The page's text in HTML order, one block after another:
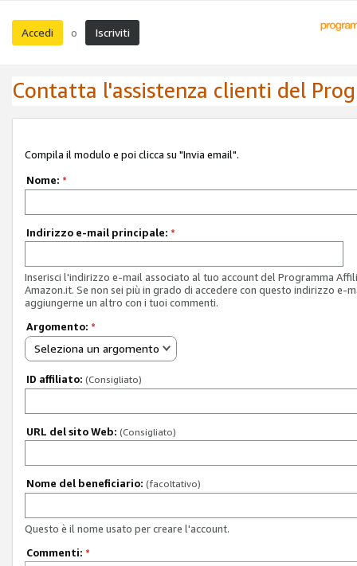
Accedi o Iscriviti
Contatta l'assistenza clienti del
Compila il modulo e poi clicca su "Invia email".
Nome: *
Indirizzo e-mail principale: *
Inserisci l'indirizzo e-mail associato al tuo account del Programma
Amazon.it. Se non sei più in grado di accedere con questo indirizzo e-
aggiungerne un altro con i tuoi commenti.
Argomento: *
Seleziona un argomento
ID affiliato: (Consigliato)
URL del sito Web: (Consigliato)
Nome del beneficiario: (facoltativo)
Questo è il nome usato per creare l'account.
Commenti: *